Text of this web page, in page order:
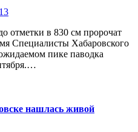
Специалисты Хабаровского
пике паводка
нашлась живой